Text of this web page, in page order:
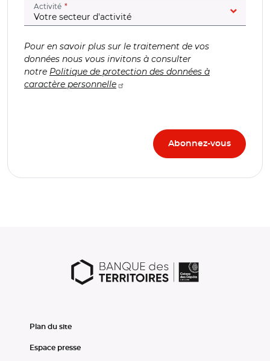
Activité (champ obligatoire)
Pour en savoir plus sur le traitement de vos
données nous vous invitons à consulter
notre Politique de protection des données à
caractère personnelle
Plan du site
Espace presse